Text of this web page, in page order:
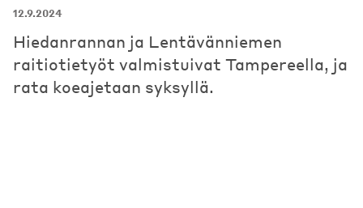
12.9.2024
Hiedanrannan ja Lentävänniemen
raitiotietyöt valmistuivat Tampereella, ja
rata koeajetaan syksyllä.